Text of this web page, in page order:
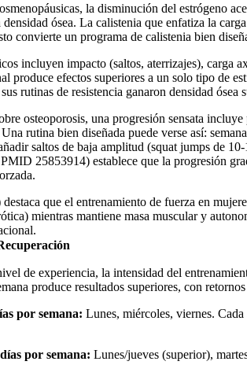
la disminución del estrógeno
ósea. La calistenia que enfatiza la
convierte un programa de calistenia bien
incluyen impacto (saltos, aterrizajes),
produce efectos superiores a un solo tipo
rutinas de resistencia ganaron densidad
osteoporosis, una progresión sensata
rutina bien diseñada puede verse así:
saltos de baja amplitud (squat jumps de
25853914) establece que la progresión
que el entrenamiento de fuerza en
mientras mantiene masa muscular y
de experiencia, la intensidad del
produce resultados superiores, con
por semana: Lunes, miércoles, viernes.
por semana: Lunes/jueves (superior),